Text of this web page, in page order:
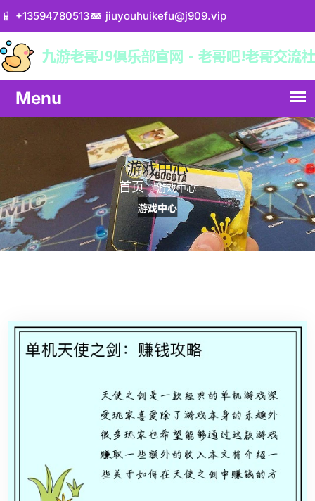
+13594780513 jiuyouhuikefu@j909.vip
游戏中心
首页 游戏中心